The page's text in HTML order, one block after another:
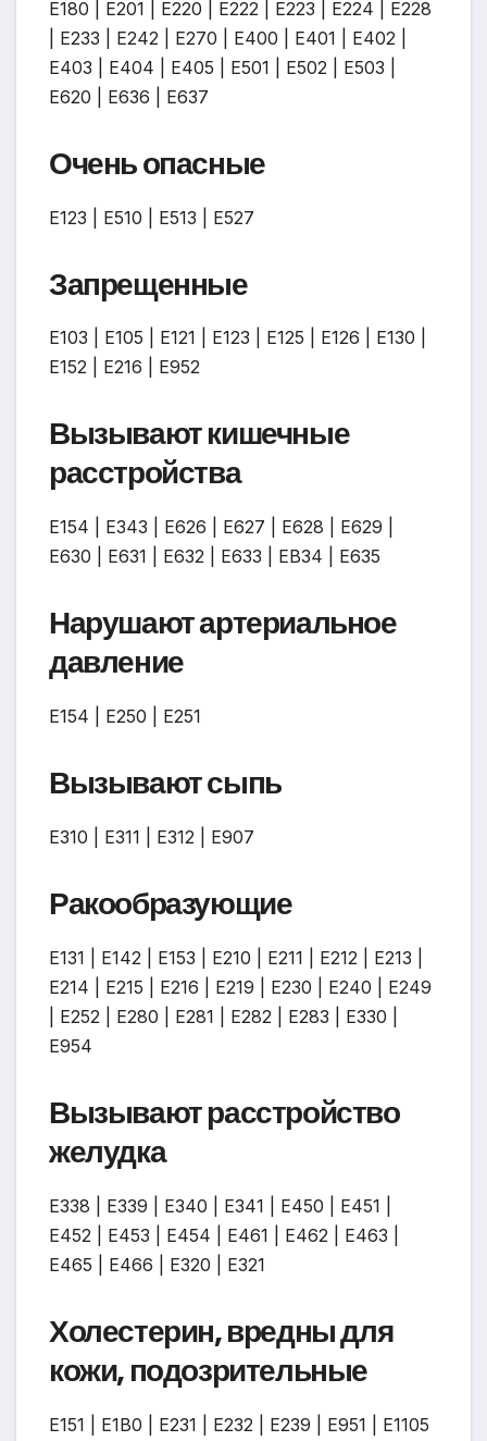
Е180 | Е201 | Е220 | Е222 | Е223 | Е224 | Е228
| Е233 | Е242 | Е270 | Е400 | Е401 | Е402 |
Е403 | Е404 | Е405 | Е501 | Е502 | Е503 |
Е620 | Е636 | Е637
Очень опасные
Е123 | Е510 | Е513 | Е527
Запрещенные
Е103 | Е105 | Е121 | Е123 | Е125 | Е126 | Е130 |
Е152 | Е216 | Е952
Вызывают кишечные
расстройства
Е154 | Е343 | Е626 | Е627 | Е628 | Е629 |
Е630 | Е631 | Е632 | Е633 | ЕВ34 | Е635
Нарушают артериальное
давление
Е154 | Е250 | Е251
Вызывают сыпь
Е310 | Е311 | Е312 | Е907
Ракообразующие
Е131 | Е142 | Е153 | Е210 | Е211 | Е212 | Е213 |
Е214 | Е215 | Е216 | Е219 | Е230 | Е240 | Е249
| Е252 | Е280 | Е281 | E282 | Е283 | Е330 |
Е954
Вызывают расстройство
желудка
Е338 | Е339 | Е340 | Е341 | Е450 | Е451 |
Е452 | Е453 | Е454 | Е461 | Е462 | Е463 |
Е465 | Е466 | Е320 | Е321
Холестерин, вредны для
кожи, подозрительные
Е151 | Е1В0 | Е231 | Е232 | Е239 | Е951 | Е1105